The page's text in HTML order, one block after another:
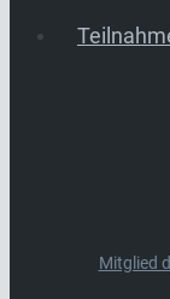
Mitglied